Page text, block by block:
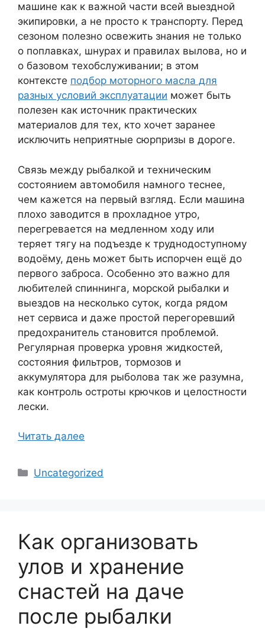
машине как к важной части всей выездной
экипировки, а не просто к транспорту. Перед
сезоном полезно освежить знания не только
о поплавках, шнурах и правилах вылова, но и
о базовом техобслуживании; в этом
контексте подбор моторного масла для
разных условий эксплуатации может быть
полезен как источник практических
материалов для тех, кто хочет заранее
исключить неприятные сюрпризы в дороге.
Связь между рыбалкой и техническим
состоянием автомобиля намного теснее,
чем кажется на первый взгляд. Если машина
плохо заводится в прохладное утро,
перегревается на медленном ходу или
теряет тягу на подъезде к труднодоступному
водоёму, день может быть испорчен ещё до
первого заброса. Особенно это важно для
любителей спиннинга, морской рыбалки и
выездов на несколько суток, когда рядом
нет сервиса и даже простой перегоревший
предохранитель становится проблемой.
Регулярная проверка уровня жидкостей,
состояния фильтров, тормозов и
аккумулятора для рыболова так же разумна,
как контроль остроты крючков и целостности
лески.
Читать далее
Рубрики
Uncategorized
Как организовать
улов и хранение
снастей на даче
после рыбалки